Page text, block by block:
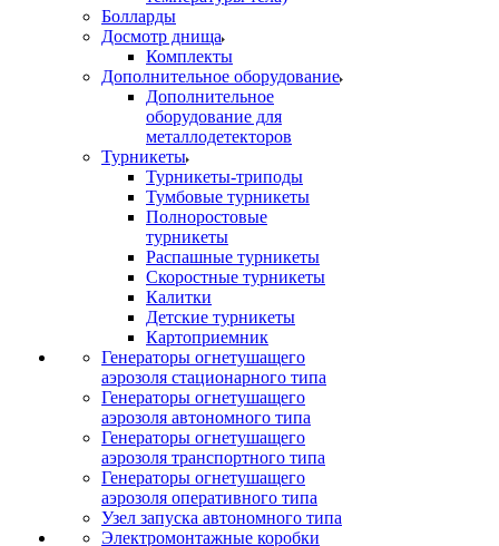
Болларды
Досмотр днища
Комплекты
Дополнительное оборудование
Дополнительное
оборудование для
металлодетекторов
Турникеты
Турникеты-триподы
Тумбовые турникеты
Полноростовые
турникеты
Распашные турникеты
Скоростные турникеты
Калитки
Детские турникеты
Картоприемник
Генераторы огнетушащего
аэрозоля стационарного типа
Генераторы огнетушащего
аэрозоля автономного типа
Генераторы огнетушащего
аэрозоля транспортного типа
Генераторы огнетушащего
аэрозоля оперативного типа
Узел запуска автономного типа
Электромонтажные коробки